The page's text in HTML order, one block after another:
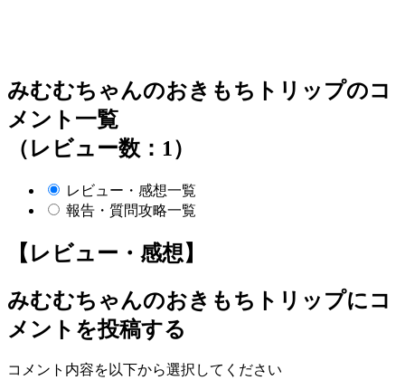
みむむちゃんのおきもちトリップのコ
メント一覧
（レビュー数：1）
レビュー・感想一覧
報告・質問攻略一覧
【レビュー・感想】
みむむちゃんのおきもちトリップにコ
メントを投稿する
コメント内容を以下から選択してください